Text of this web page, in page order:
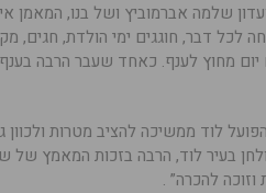
שלמה אברמוביץ ושל בנו, המאמן
דבר, חוגגים ימי הולדת, חגים,
יום מחוץ לענף. כאחד שעבר הרבה
לוד ממשיכה להציב מטרות ולכוון
בעיר לוד, הרבה בזכות המאמץ של
להכרה” .